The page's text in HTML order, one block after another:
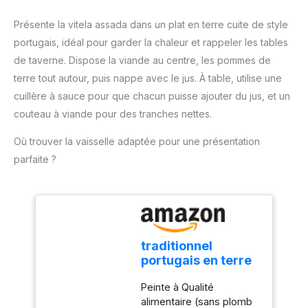
utilise une sonde
alimentaire en acier
inoxydable de 13 cm,
suffisamment longue
pour éviter de vous
brûler les mains pendant
la mesure ; plage de
300 ℃ Économie
automatiquement après
10 minutes d'inactivité ;
et il peut basculer entre
Celsius et Fahrenheit lors
température. Plusieurs
Méthodes de Stockage :
Notre thermometre
cuisson est idéal pour les
barbecues, le lait, la
cuisson et la préparation
de confitures. Le guide
du thermomètre de
cuisson figurant sur
d'obtenir la cuisson
facile à lire, vous permet
de lire clairement les
températures dans
l'obscurité ou lorsque la
fumée envahit l'air !
L'affichage commutable
pivote automatiquement
en fonction de la façon
Présente la vitela assada dans un plat en terre cuite de style
portugais, idéal pour garder la chaleur et rappeler les tables
de taverne. Dispose la viande au centre, les pommes de
terre tout autour, puis nappe avec le jus. À table, utilise une
cuillère à sauce pour que chacun puisse ajouter du jus, et un
couteau à viande pour des tranches nettes.
Où trouver la vaisselle adaptée pour une présentation
parfaite ?
traditionnel
portugais en terre
saucisse Plat à
rôtir N. 1 Small
Peinte à Qualité
alimentaire (sans plomb